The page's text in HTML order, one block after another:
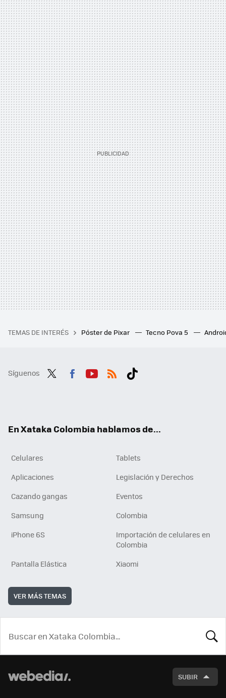
TEMAS DE INTERÉS Póster de Pixar Tecno Pova 5
Síguenos
En Xataka Colombia hablamos de...
Celulares
Tablets
Aplicaciones
Legislación y Derechos
Cazando gangas
Eventos
Samsung
Colombia
iPhone 6S
Importación de celulares en
Colombia
Pantalla Elástica
Xiaomi
VER MÁS TEMAS
SUBIR